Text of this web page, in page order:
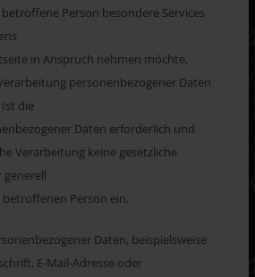
Person besondere Services
in Anspruch nehmen möchte,
personenbezogener Daten
die
Daten erforderlich und
Verarbeitung keine gesetzliche
generell
Person ein.
Daten, beispielsweise
E-Mail-Adresse oder